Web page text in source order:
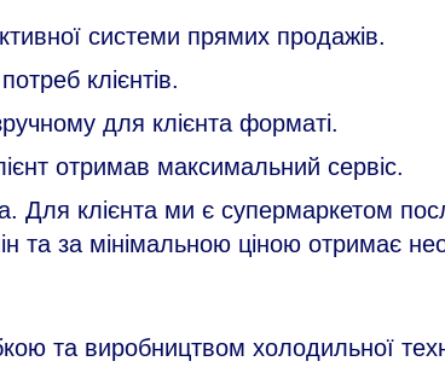
системи прямих продажів.
клієнтів.
для клієнта форматі.
отримав максимальний сервіс.
клієнта ми є супермаркетом
та за мінімальною ціною отримає
та виробництвом холодильної